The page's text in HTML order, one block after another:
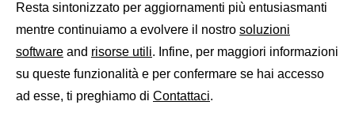
Resta sintonizzato per aggiornamenti più entusiasmanti
mentre continuiamo a evolvere il nostro soluzioni
software and risorse utili. Infine, per maggiori informazioni
su queste funzionalità e per confermare se hai accesso
ad esse, ti preghiamo di Contattaci.